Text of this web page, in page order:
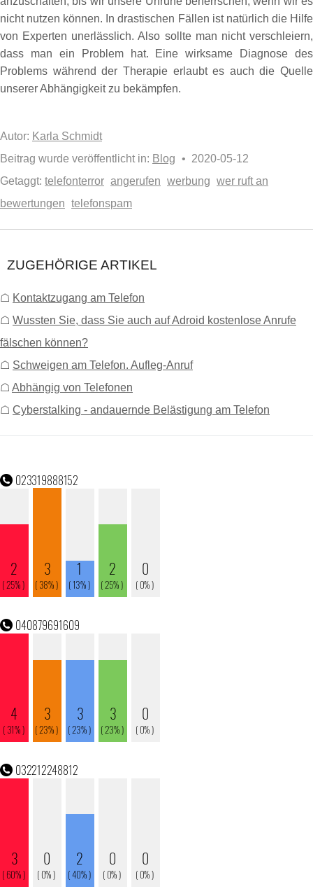
nicht nutzen können. In drastischen Fällen ist natürlich die Hilfe
von Experten unerlässlich. Also sollte man nicht verschleiern,
dass man ein Problem hat. Eine wirksame Diagnose des
Problems während der Therapie erlaubt es auch die Quelle
unserer Abhängigkeit zu bekämpfen.
Autor: Karla Schmidt
Beitrag wurde veröffentlicht in: Blog • 2020-05-12
Getaggt: telefonterror angerufen werbung wer ruft an
bewertungen telefonspam
ZUGEHÖRIGE ARTIKEL
☖ Kontaktzugang am Telefon
☖ Wussten Sie, dass Sie auch auf Adroid kostenlose Anrufe
fälschen können?
☖ Schweigen am Telefon. Aufleg-Anruf
☖ Abhängig von Telefonen
☖ Cyberstalking - andauernde Belästigung am Telefon